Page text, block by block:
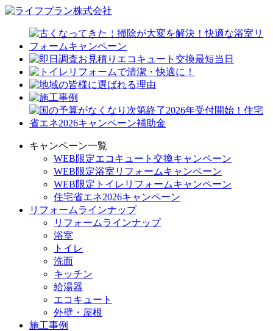
キャンペーン一覧
WEB限定エコキュート交換キャンペーン
WEB限定浴室リフォームキャンペーン
WEB限定トイレリフォームキャンペーン
住宅省エネ2026キャンペーン
リフォームラインナップ
リフォームラインナップ
浴室
トイレ
洗面
キッチン
給湯器
エコキュート
外壁・屋根
施工事例